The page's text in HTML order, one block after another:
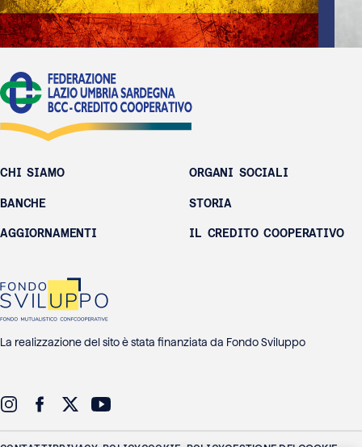
CHI SIAMO
BANCHE
AGGIORNAMENTI
ORGANI SOCIALI
STORIA
IL CREDITO COOPERATIVO
La realizzazione del sito è stata finanziata da Fondo Sviluppo